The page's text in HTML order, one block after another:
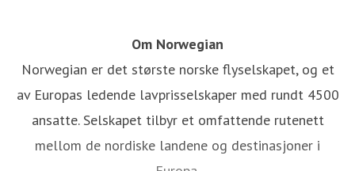
Om Norwegian
Norwegian er det største norske flyselskapet, og et
av Europas ledende lavprisselskaper med rundt 4500
ansatte. Selskapet tilbyr et omfattende rutenett
mellom de nordiske landene og destinasjoner i